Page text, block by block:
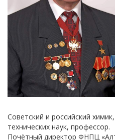
Советский и российский
технических наук, профессор.
Почётный директор ФНПЦ